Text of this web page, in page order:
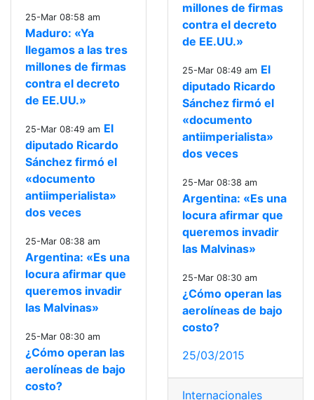
25-Mar 08:58 am
Maduro: «Ya
llegamos a las tres
millones de firmas
contra el decreto
de EE.UU.»
25-Mar 08:49 am El
diputado Ricardo
Sánchez firmó el
«documento
antiimperialista»
dos veces
25-Mar 08:38 am
Argentina: «Es una
locura afirmar que
queremos invadir
las Malvinas»
25-Mar 08:30 am
¿Cómo operan las
aerolíneas de bajo
costo?
millones de firmas
contra el decreto
de EE.UU.»
25-Mar 08:49 am El
diputado Ricardo
Sánchez firmó el
«documento
antiimperialista»
dos veces
25-Mar 08:38 am
Argentina: «Es una
locura afirmar que
queremos invadir
las Malvinas»
25-Mar 08:30 am
¿Cómo operan las
aerolíneas de bajo
costo?
25/03/2015
Internacionales